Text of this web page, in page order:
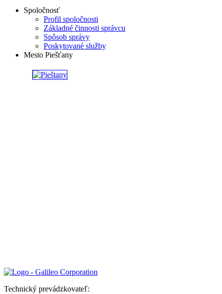
Spoločnosť
Profil spoločnosti
Základné činnosti správcu
Spôsob správy
Poskytované služby
Mesto Piešťany
Technický prevádzkovateľ: